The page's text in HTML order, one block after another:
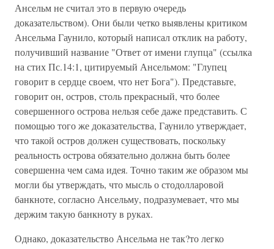
Ансельм не считал это в первую очередь
доказательством). Они были четко выявлены критиком
Ансельма Гаунило, который написал отклик на работу,
получивший название "Ответ от имени глупца" (ссылка
на стих Пс.14:1, цитируемый Ансельмом: "Глупец
говорит в сердце своем, что нет Бога"). Представьте,
говорит он, остров, столь прекрасный, что более
совершенного острова нельзя себе даже представить. С
помощью того же доказательства, Гаунило утверждает,
что такой остров должен существовать, поскольку
реальность острова обязательно должна быть более
совершенна чем сама идея. Точно таким же образом мы
могли бы утверждать, что мысль о стодолларовой
банкноте, согласно Ансельму, подразумевает, что мы
держим такую банкноту в руках.
Однако, доказательство Ансельма не так?то легко